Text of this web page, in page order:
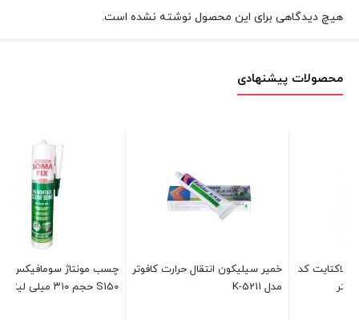
هیچ دیدگاهی برای این محصول نوشته نشده است.
محصولات پیشنهادی
کافوتر
چسب مونتاژ سومافیکس مدل
S150 حجم ۳۱۰ میلی لیتر
میلی لیتر